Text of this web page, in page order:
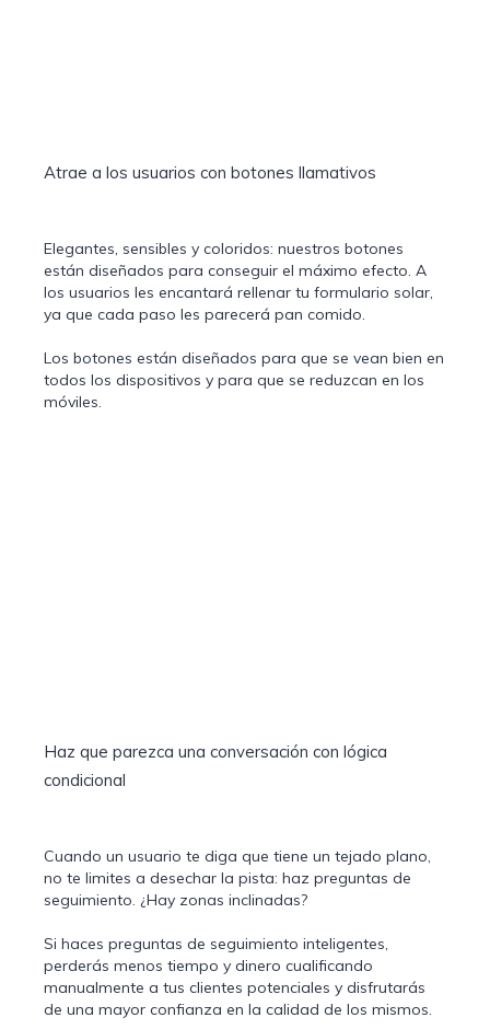
Atrae a los usuarios con botones llamativos
Elegantes, sensibles y coloridos: nuestros botones
están diseñados para conseguir el máximo efecto. A
los usuarios les encantará rellenar tu formulario solar,
ya que cada paso les parecerá pan comido.
Los botones están diseñados para que se vean bien en
todos los dispositivos y para que se reduzcan en los
móviles.
Haz que parezca una conversación con lógica
condicional
Cuando un usuario te diga que tiene un tejado plano,
no te limites a desechar la pista: haz preguntas de
seguimiento. ¿Hay zonas inclinadas?
Si haces preguntas de seguimiento inteligentes,
perderás menos tiempo y dinero cualificando
manualmente a tus clientes potenciales y disfrutarás
de una mayor confianza en la calidad de los mismos.